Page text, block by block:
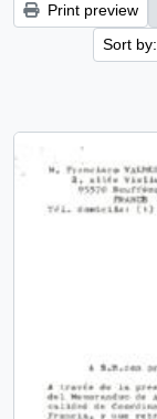
Print preview
Sort